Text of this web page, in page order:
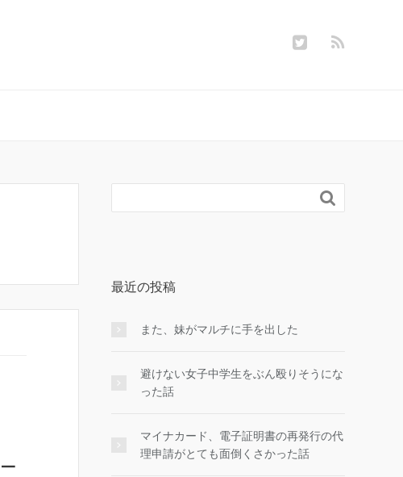
一

最近の投稿
また、妹がマルチに手を出した
避けない女子中学生をぶん殴りそうにな
った話
マイナカード、電子証明書の再発行の代
理申請がとても面倒くさかった話